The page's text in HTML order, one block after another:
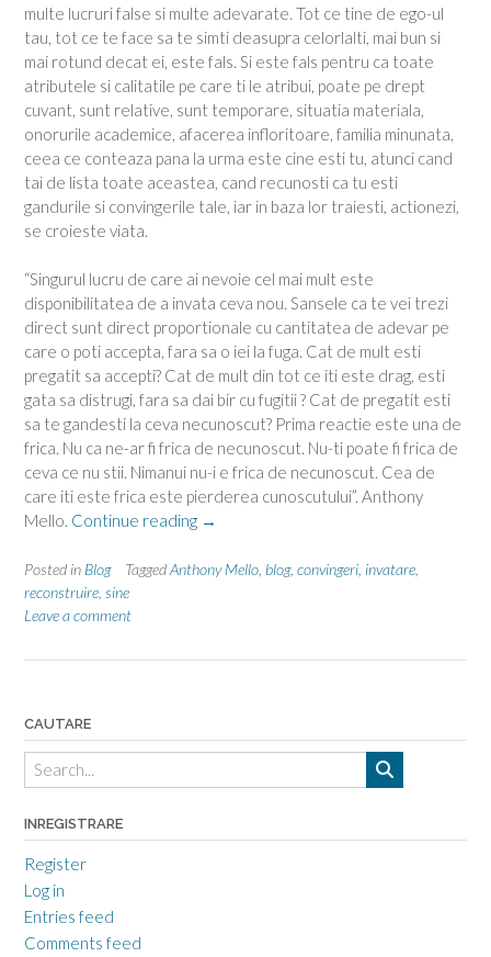
multe lucruri false si multe adevarate. Tot ce tine de ego-ul
tau, tot ce te face sa te simti deasupra celorlalti, mai bun si
mai rotund decat ei, este fals. Si este fals pentru ca toate
atributele si calitatile pe care ti le atribui, poate pe drept
cuvant, sunt relative, sunt temporare, situatia materiala,
onorurile academice, afacerea infloritoare, familia minunata,
ceea ce conteaza pana la urma este cine esti tu, atunci cand
tai de lista toate aceastea, cand recunosti ca tu esti
gandurile si convingerile tale, iar in baza lor traiesti, actionezi,
se croieste viata.
“Singurul lucru de care ai nevoie cel mai mult este
disponibilitatea de a invata ceva nou. Sansele ca te vei trezi
direct sunt direct proportionale cu cantitatea de adevar pe
care o poti accepta, fara sa o iei la fuga. Cat de mult esti
pregatit sa accepti? Cat de mult din tot ce iti este drag, esti
gata sa distrugi, fara sa dai bir cu fugitii ? Cat de pregatit esti
sa te gandesti la ceva necunoscut? Prima reactie este una de
frica. Nu ca ne-ar fi frica de necunoscut. Nu-ti poate fi frica de
ceva ce nu stii. Nimanui nu-i e frica de necunoscut. Cea de
care iti este frica este pierderea cunoscutului”. Anthony
Mello. Continue reading “Reconstruirea
sine”
→
Posted in Blog TaggedAnthony Mello blog, convingeri invatare
reconstruire sine
Leave a comment
CAUTARE
INREGISTRARE
Register
Log in
Entries feed
Comments feed